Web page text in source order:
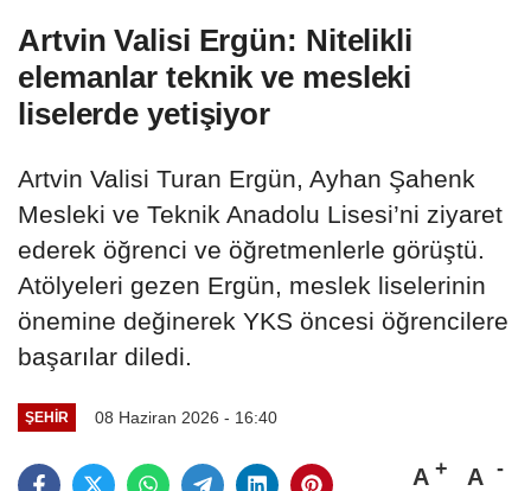
Artvin Valisi Ergün: Nitelikli
elemanlar teknik ve mesleki
liselerde yetişiyor
Artvin Valisi Turan Ergün, Ayhan Şahenk
Mesleki ve Teknik Anadolu Lisesi’ni ziyaret
ederek öğrenci ve öğretmenlerle görüştü.
Atölyeleri gezen Ergün, meslek liselerinin
önemine değinerek YKS öncesi öğrencilere
başarılar diledi.
ŞEHIR 08 Haziran 2026 - 16:40
A A